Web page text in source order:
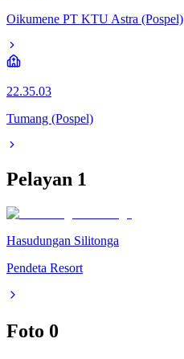
Oikumene PT KTU Astra (Pospel)
22.35.03
Tumang (Pospel)
Pelayan 1
Hasudungan Silitonga
Pendeta Resort
Foto 0